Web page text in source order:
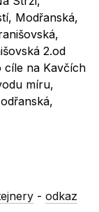
Modřanská,
2.od
cíle na Kavčích
míru,
-odkaz